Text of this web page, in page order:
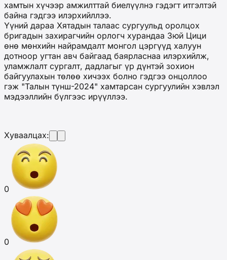
хамтын хүчээр амжилттай биелүүлнэ гэдэгт итгэлтэй
байна гэдгээ илэрхийллээ.
Үүний дараа Хятадын талаас сургуульд оролцох
бригадын захирагчийн орлогч хурандаа Зюй Цици
өнө мөнхийн найрамдалт монгол цэргүүд халуун
дотноор угтан авч байгаад баярласнаа илэрхийлж,
уламжлалт сургалт, дадлагыг үр дүнтэй зохион
байгуулахын төлөө хичээх болно гэдгээ онцоллоо
гэж "Талын түнш-2024" хамтарсан сургуулийн хэвлэл
мэдээллийн бүлгээс ирүүллээ.
Хуваалцах:
0
0